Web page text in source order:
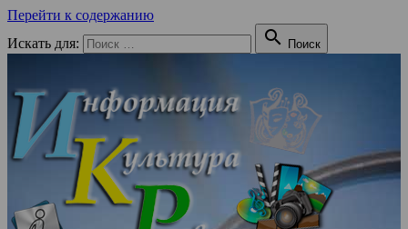
Перейти к содержанию
Искать для:
 Поиск